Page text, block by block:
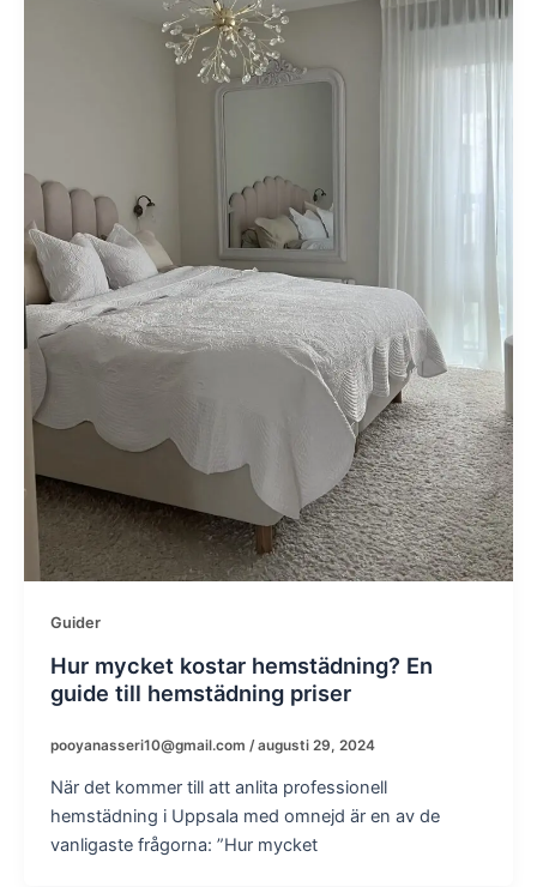
Guider
Hur mycket kostar hemstädning? En
guide till hemstädning priser
pooyanasseri10@gmail.com /augusti 29, 2024
När det kommer till att anlita professionell
hemstädning i Uppsala med omnejd är en av de
vanligaste frågorna: ”Hur mycket